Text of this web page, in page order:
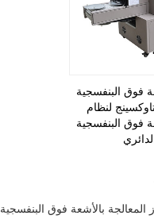
فوق البنفسجية
لنظام
فوق البنفسجية
المعالجة بالأشعة فوق البنفسجية